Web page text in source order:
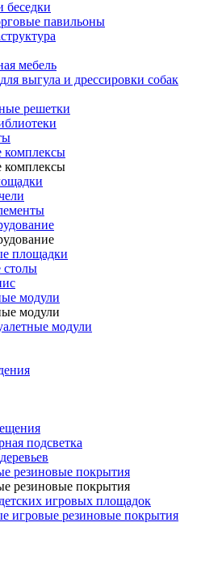
беседки
павильоны
мебель
выгула и дрессировки собак
решетки
комплексы
комплексы
площадки
столы
модули
модули
модули
подсветка
резиновые покрытия
резиновые покрытия
игровых площадок
игровые резиновые покрытия